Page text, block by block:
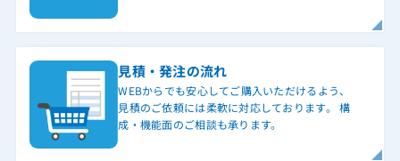
見積・発注の流れ
WEBからでも安心してご購入いただけるよう、
見積のご依頼には柔軟に対応しております。 構
成・機能面のご相談も承ります。